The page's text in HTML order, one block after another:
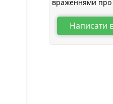
враженнями про
Написати